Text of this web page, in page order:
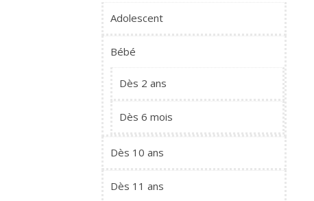
Adolescent
Bébé
Dès 2 ans
Dès 6 mois
Dès 10 ans
Dès 11 ans